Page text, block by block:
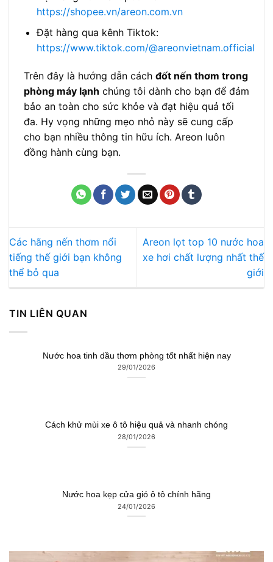
https://shopee.vn/areon.com.vn
Đặt hàng qua kênh Tiktok:
https://www.tiktok.com/@areonvietnam.official
Trên đây là hướng dẫn cách đốt nến thơm trong
phòng máy lạnh chúng tôi dành cho bạn để đảm
bảo an toàn cho sức khỏe và đạt hiệu quả tối
đa. Hy vọng những mẹo nhỏ này sẽ cung cấp
cho bạn nhiều thông tin hữu ích. Areon luôn
đồng hành cùng bạn.
Các hãng nến thơm nổi
tiếng thế giới bạn không
thể bỏ qua
Areon lọt top 10 nước hoa
xe hơi chất lượng nhất thế
giới
TIN LIÊN QUAN
Nước hoa tinh dầu thơm phòng tốt nhất hiện nay
29/01/2026
Cách khử mùi xe ô tô hiệu quả và nhanh chóng
28/01/2026
Nước hoa kẹp cửa gió ô tô chính hãng
24/01/2026